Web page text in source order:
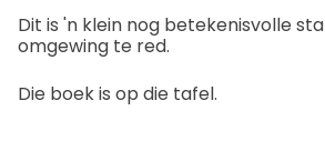
Dit is 'n klein nog betekenisvolle
omgewing te red.
Die boek is op die tafel.